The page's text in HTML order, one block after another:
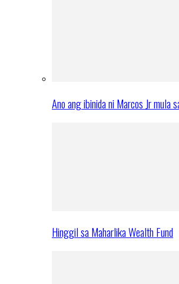
Ano ang ibinida ni Marcos Jr mula
Hinggil sa Maharlika Wealth Fund